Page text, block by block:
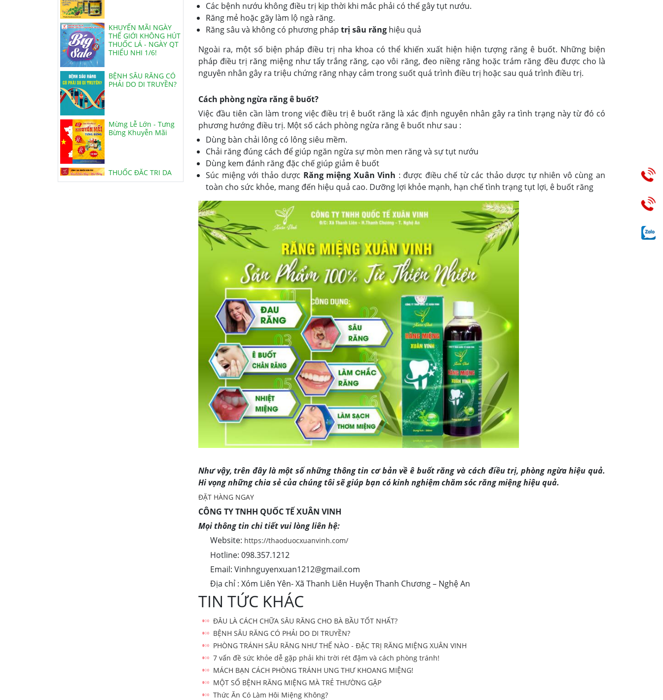
Các bệnh nướu không điều trị kịp thời khi mắc phải có thể gây tụt nướu.
Răng mẻ hoặc gãy làm lộ ngà răng.
Răng sâu và không có phương pháp trị sâu răng hiệu quả
Ngoài ra, một số biện pháp điều trị nha khoa có thể khiến xuất hiện hiện tượng răng ê buốt. Những biện
pháp điều trị răng miệng như tẩy trắng răng, cạo vôi răng, đeo niềng răng hoặc trám răng đều được cho là
nguyên nhân gây ra triệu chứng răng nhạy cảm trong suốt quá trình điều trị hoặc sau quá trình điều trị.
Cách phòng ngừa răng ê buốt?
Việc đầu tiên cần làm trong việc điều trị ê buốt răng là xác định nguyên nhân gây ra tình trạng này từ đó có
phương hướng điều trị. Một số cách phòng ngừa răng ê buốt như sau :
Dùng bàn chải lông có lông siêu mềm.
Chải răng đúng cách để giúp ngăn ngừa sự mòn men răng và sự tụt nướu
Dùng kem đánh răng đặc chế giúp giảm ê buốt
Súc miệng với thảo dược Răng miệng Xuân Vinh : được điều chế từ các thảo dược tự nhiên vô cùng an
toàn cho sức khỏe, mang đến hiệu quả cao. Dưỡng lợi khỏe mạnh, hạn chế tình trạng tụt lợi, ê buốt răng
Như vậy, trên đây là một số những thông tin cơ bản về ê buốt răng và cách điều trị, phòng ngừa hiệu quả.
Hi vọng những chia sẻ của chúng tôi sẽ giúp bạn có kinh nghiệm chăm sóc răng miệng hiệu quả.
ĐẶT HÀNG NGAY
CÔNG TY TNHH QUỐC TẾ XUÂN VINH
Mọi thông tin chi tiết vui lòng liên hệ:
Website: https://thaoduocxuanvinh.com/
Hotline: 098.357.1212
Email: Vinhnguyenxuan1212@gmail.com
Địa chỉ : Xóm Liên Yên- Xã Thanh Liên Huyện Thanh Chương – Nghệ An
TIN TỨC KHÁC
ĐÂU LÀ CÁCH CHỮA SÂU RĂNG CHO BÀ BẦU TỐT NHẤT?
BỆNH SÂU RĂNG CÓ PHẢI DO DI TRUYỀN?
PHÒNG TRÁNH SÂU RĂNG NHƯ THẾ NÀO - ĐẶC TRỊ RĂNG MIỆNG XUÂN VINH
7 vấn đề sức khỏe dễ gặp phải khi trời rét đậm và cách phòng tránh!
MÁCH BẠN CÁCH PHÒNG TRÁNH UNG THƯ KHOANG MIỆNG!
MỘT SỐ BỆNH RĂNG MIỆNG MÀ TRẺ THƯỜNG GẶP
Thức Ăn Có Làm Hôi Miệng Không?
THẾ GIỚI KHÔNG HÚT
THUỐC LÁ - NGÀY QT
THIẾU NHI 1/6!
PHẢI DO DI TRUYỀN?
Bừng Khuyễn Mãi
DÀY, ĐẠI TRÀNG